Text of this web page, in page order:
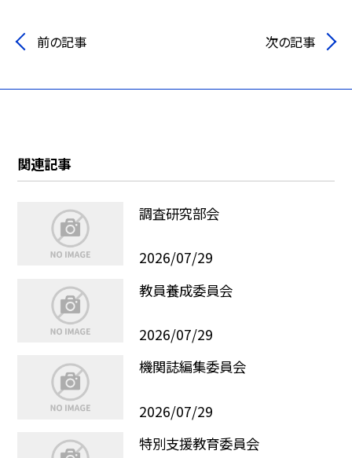
前の記事 次の記事
関連記事
調査研究部会
2026/07/29
教員養成委員会
2026/07/29
機関誌編集委員会
2026/07/29
特別支援教育委員会